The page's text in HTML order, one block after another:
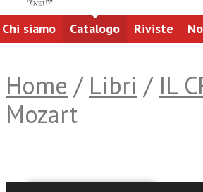
Chi siamo Catalogo Riviste
Home / Libri / IL
Mozart